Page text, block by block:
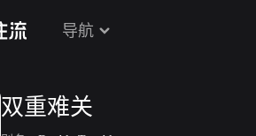
导航
双重难关